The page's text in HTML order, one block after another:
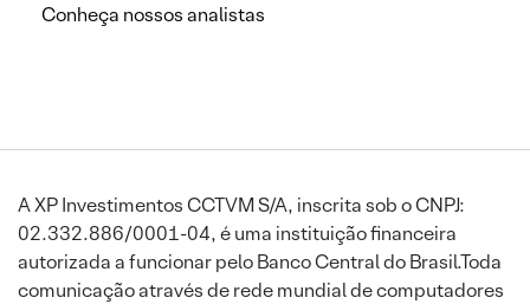
Conheça nossos analistas
A XP Investimentos CCTVM S/A, inscrita sob o CNPJ:
02.332.886/0001-04, é uma instituição financeira
autorizada a funcionar pelo Banco Central do Brasil.Toda
comunicação através de rede mundial de computadores